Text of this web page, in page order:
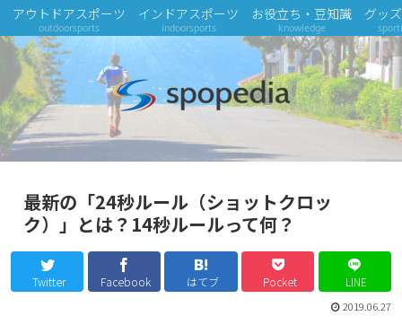
アウトドアスポーツ
outdoorsports
インドアスポーツ
indoorsports
お役立ち・豆知識
knowledge
グッ
最新の「24秒ルール（ショットクロッ
ク）」とは？14秒ルールって何？
Twitter Facebook はてブ Pocket LINE
2019.06.27